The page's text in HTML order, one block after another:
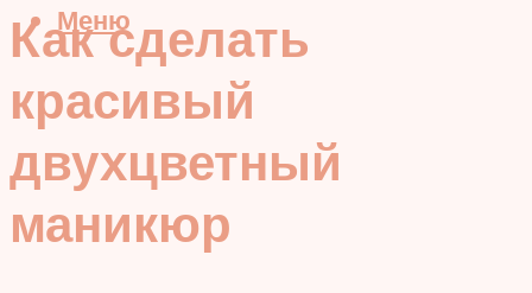
Меню
Как сделать
красивый
двухцветный
маникюр